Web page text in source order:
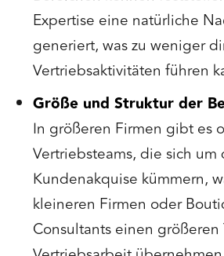
Expertise eine natürliche
generiert, was zu weniger
Vertriebsaktivitäten führen
Größe und Struktur der
In größeren Firmen gibt es
Vertriebsteams, die sich um
Kundenakquise kümmern,
kleineren Firmen oder
Consultants einen